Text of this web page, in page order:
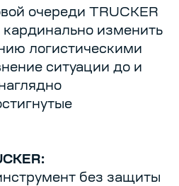
очереди TRUCKER
изменить
логистическими
ситуации до и
без защиты